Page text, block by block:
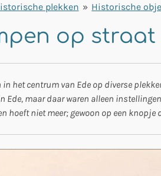
plekken » Historische
op straat
het centrum van Ede op diverse
Ede, maar daar waren alleen
hoeft niet meer; gewoon op een knopje